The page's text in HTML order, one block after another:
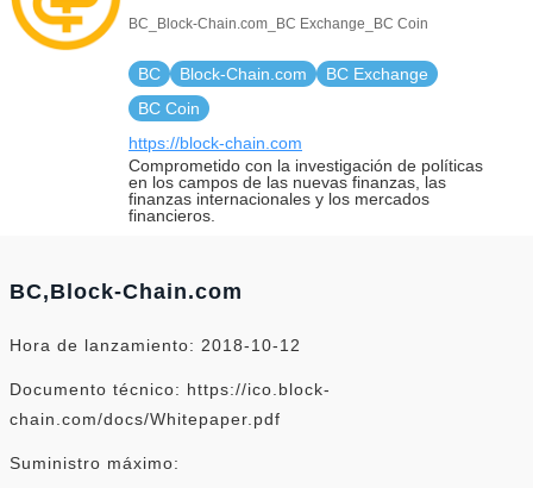
BC_Block-Chain.com_BC Exchange_BC Coin
BC Block-Chain.com
BC Exchange
BC Coin
https://block-chain.com
Comprometido con la investigación de políticas
en los campos de las nuevas finanzas, las
finanzas internacionales y los mercados
financieros.
BC,Block-Chain.com
Hora de lanzamiento: 2018-10-12
Documento técnico: https://ico.block-
chain.com/docs/Whitepaper.pdf
Suministro máximo: